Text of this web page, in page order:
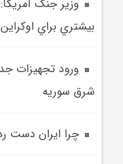
وزير جنگ
بيشتري براي
ورود تجهيزات
شرق سوريه
چرا ايران دست